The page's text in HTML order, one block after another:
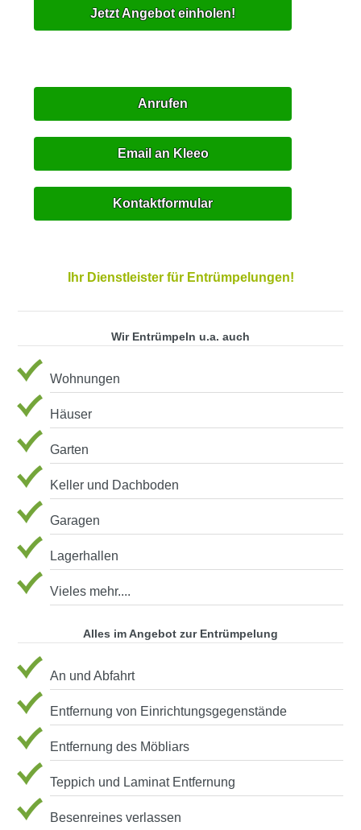
Jetzt Angebot einholen!
Anrufen
Email an Kleeo
Kontaktformular
Ihr Dienstleister für Entrümpelungen!
Wir Entrümpeln u.a. auch
Wohnungen
Häuser
Garten
Keller und Dachboden
Garagen
Lagerhallen
Vieles mehr....
Alles im Angebot zur Entrümpelung
An und Abfahrt
Entfernung von Einrichtungsgegenstände
Entfernung des Möbliars
Teppich und Laminat Entfernung
Besenreines verlassen